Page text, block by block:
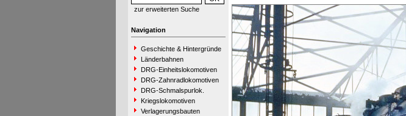
zur erweiterten Suche
Navigation
Geschichte & Hintergründe
Länderbahnen
DRG-Einheitslokomotiven
DRG-Zahnradlokomotiven
DRG-Schmalspurlok.
Kriegslokomotiven
Verlagerungsbauten